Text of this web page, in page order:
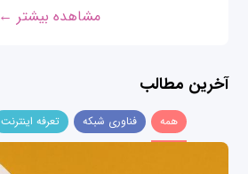
مشاهده بیشتر ←
آخرین مطالب
همه فناوری شبکه تعرفه اینترنت